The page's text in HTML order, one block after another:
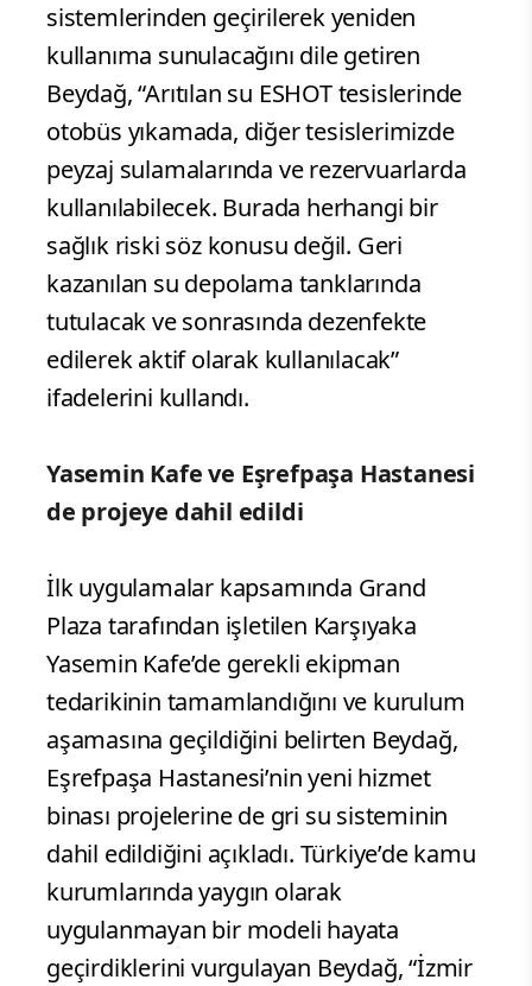
sistemlerinden geçirilerek yeniden
kullanıma sunulacağını dile getiren
Beydağ, “Arıtılan su ESHOT tesislerinde
otobüs yıkamada, diğer tesislerimizde
peyzaj sulamalarında ve rezervuarlarda
kullanılabilecek. Burada herhangi bir
sağlık riski söz konusu değil. Geri
kazanılan su depolama tanklarında
tutulacak ve sonrasında dezenfekte
edilerek aktif olarak kullanılacak”
ifadelerini kullandı.
Yasemin Kafe ve Eşrefpaşa Hastanesi
de projeye dahil edildi
İlk uygulamalar kapsamında Grand
Plaza tarafından işletilen Karşıyaka
Yasemin Kafe’de gerekli ekipman
tedarikinin tamamlandığını ve kurulum
aşamasına geçildiğini belirten Beydağ,
Eşrefpaşa Hastanesi’nin yeni hizmet
binası projelerine de gri su sisteminin
dahil edildiğini açıkladı. Türkiye’de kamu
kurumlarında yaygın olarak
uygulanmayan bir modeli hayata
geçirdiklerini vurgulayan Beydağ, “İzmir